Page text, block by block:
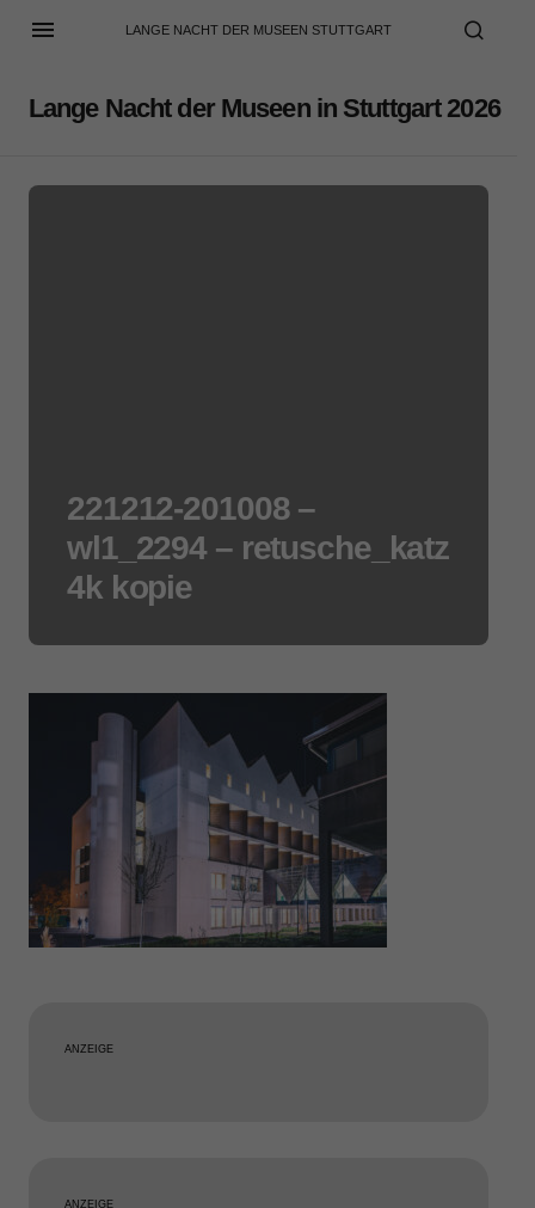
LANGE NACHT DER MUSEEN STUTTGART
Lange Nacht der Museen in Stuttgart 2026
221212-201008 –
wl1_2294 – retusche_katz
4k kopie
ANZEIGE
ANZEIGE